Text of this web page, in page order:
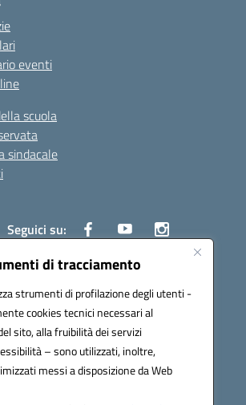
di tracciamento
strumenti di profilazione degli utenti -
cookies tecnici necessari al
sito, alla fruibilità dei servizi
– sono utilizzati, inoltre,
messi a disposizione da Web
eventi
scuola
sindacale
Seguici su: